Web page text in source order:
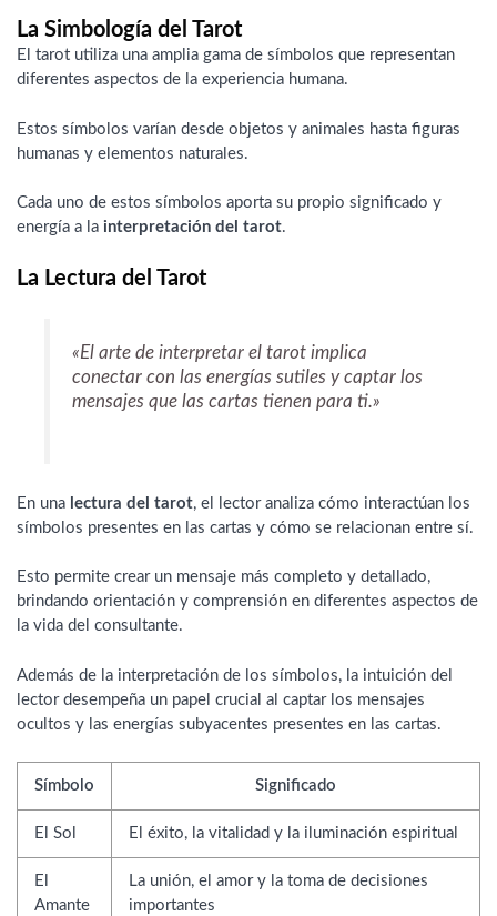
La Simbología del Tarot
El tarot utiliza una amplia gama de símbolos que representan
diferentes aspectos de la experiencia humana.
Estos símbolos varían desde objetos y animales hasta figuras
humanas y elementos naturales.
Cada uno de estos símbolos aporta su propio significado y
energía a la interpretación del tarot.
La Lectura del Tarot
«El arte de interpretar el tarot implica
conectar con las energías sutiles y captar los
mensajes que las cartas tienen para ti.»
En una lectura del tarot, el lector analiza cómo interactúan los
símbolos presentes en las cartas y cómo se relacionan entre sí.
Esto permite crear un mensaje más completo y detallado,
brindando orientación y comprensión en diferentes aspectos de
la vida del consultante.
Además de la interpretación de los símbolos, la intuición del
lector desempeña un papel crucial al captar los mensajes
ocultos y las energías subyacentes presentes en las cartas.
Símbolo Significado
El Sol El éxito, la vitalidad y la iluminación espiritual
El
Amante
La unión, el amor y la toma de decisiones
importantes